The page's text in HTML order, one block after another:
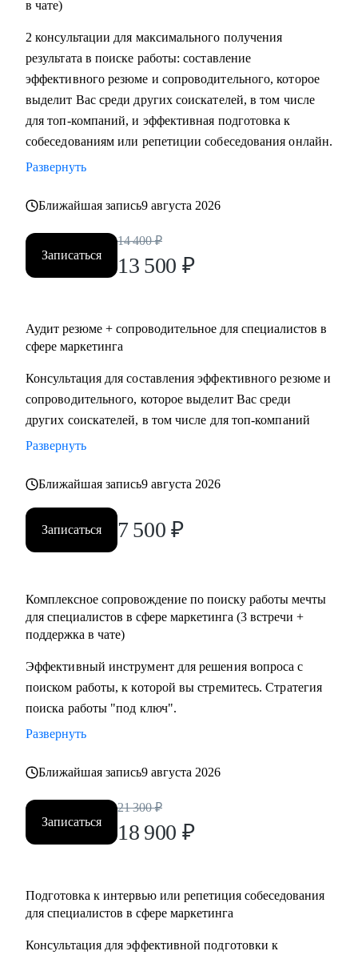
в чате)
2 консультации для максимального получения
результата в поиске работы: составление
эффективного резюме и сопроводительного, которое
выделит Вас среди других соискателей, в том числе
для топ-компаний, и эффективная подготовка к
собеседованиям или репетиции собеседования онлайн.
Развернуть
Ближайшая запись9 августа 2026
Записаться
14 400 ₽
13 500 ₽
Аудит резюме + сопроводительное для специалистов в
сфере маркетинга
Консультация для составления эффективного резюме и
сопроводительного, которое выделит Вас среди
других соискателей, в том числе для топ-компаний
Развернуть
Ближайшая запись9 августа 2026
Записаться 7 500 ₽
Комплексное сопровождение по поиску работы мечты
для специалистов в сфере маркетинга (3 встречи +
поддержка в чате)
Эффективный инструмент для решения вопроса с
поиском работы, к которой вы стремитесь. Стратегия
поиска работы "под ключ".
Развернуть
Ближайшая запись9 августа 2026
Записаться
21 300 ₽
18 900 ₽
Подготовка к интервью или репетиция собеседования
для специалистов в сфере маркетинга
Консультация для эффективной подготовки к